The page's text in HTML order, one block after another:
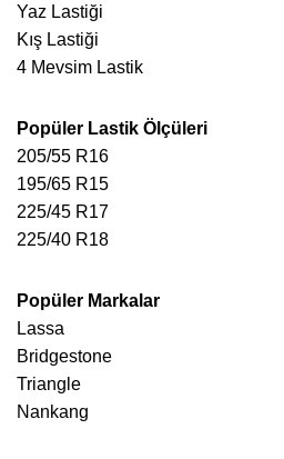
Yaz Lastiği
Kış Lastiği
4 Mevsim Lastik
Popüler Lastik Ölçüleri
205/55 R16
195/65 R15
225/45 R17
225/40 R18
Popüler Markalar
Lassa
Bridgestone
Triangle
Nankang